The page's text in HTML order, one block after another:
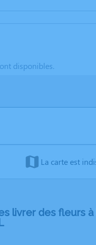
disponibles.
La carte est
livrer des fleurs